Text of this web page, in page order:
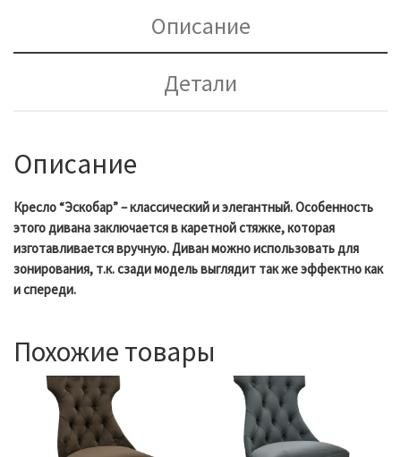
Описание
Детали
Описание
Кресло “Эскобар” – классический и элегантный. Особенность
этого дивана заключается в каретной стяжке, которая
изготавливается вручную. Диван можно использовать для
зонирования, т.к. сзади модель выглядит так же эффектно как
и спереди.
Похожие товары